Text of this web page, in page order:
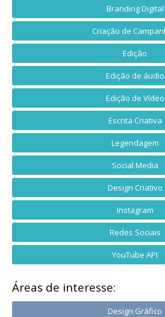
Branding Digital
Criação de
Edição
Edição de áudio
Edição de Vídeo
Escrita Criativa
Legendagem
Social Media
Design Criativo
Instagram
Redes Sociais
YouTube API
Áreas de interesse:
Design Gráfico